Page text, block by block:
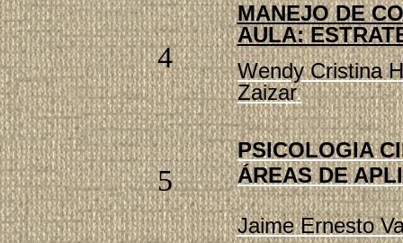
4
MANEJO DE
AULA:
Wendy Cristina
Zaizar.
5
PSICOLOGIA
ÁREAS DE
Jaime Ernesto